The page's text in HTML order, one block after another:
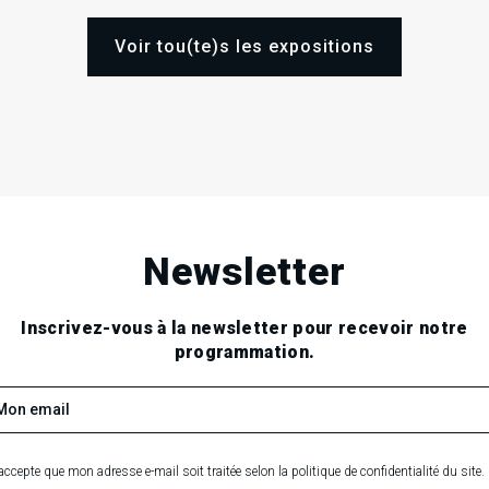
Voir tou(te)s les expositions
Newsletter
Inscrivez-vous à la newsletter pour recevoir notre
programmation.
que mon adresse e-mail soit traitée selon la politique de confidentialité du site.